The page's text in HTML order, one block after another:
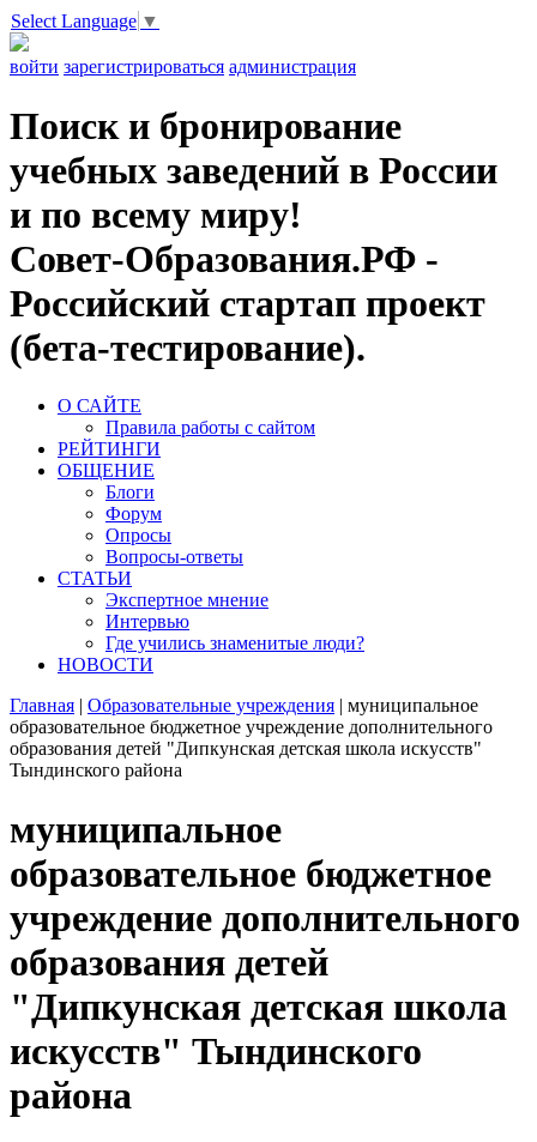
Select Language ▼
войти зарегистрироваться администрация
Поиск и бронирование
учебных заведений в России
и по всему миру!
Совет-Образования.РФ -
Российский стартап проект
(бета-тестирование).
О САЙТЕ
Правила работы с сайтом
РЕЙТИНГИ
ОБЩЕНИЕ
Блоги
Форум
Опросы
Вопросы-ответы
СТАТЬИ
Экспертное мнение
Интервью
Где учились знаменитые люди?
НОВОСТИ
Главная | Образовательные учреждения | муниципальное
образовательное бюджетное учреждение дополнительного
образования детей "Дипкунская детская школа искусств"
Тындинского района
муниципальное
образовательное бюджетное
учреждение дополнительного
образования детей
"Дипкунская детская школа
искусств" Тындинского
района